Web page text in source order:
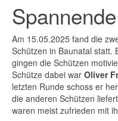
Am 15.05.2025 fand die
Schützen in Baunatal statt.
gingen die Schützen
Schütze dabei war Oliver
letzten Runde schoss er
die anderen Schützen
waren meist zufrieden mit